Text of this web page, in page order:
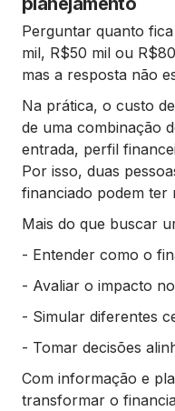
Perguntar quanto
mil, R$50 mil ou
mas a resposta não
Na prática, o custo
de uma combinação
entrada, perfil
Por isso, duas
financiado podem ter
Mais do que buscar
- Entender como o
- Avaliar o impacto
- Simular diferentes
- Tomar decisões
Com informação e
transformar o